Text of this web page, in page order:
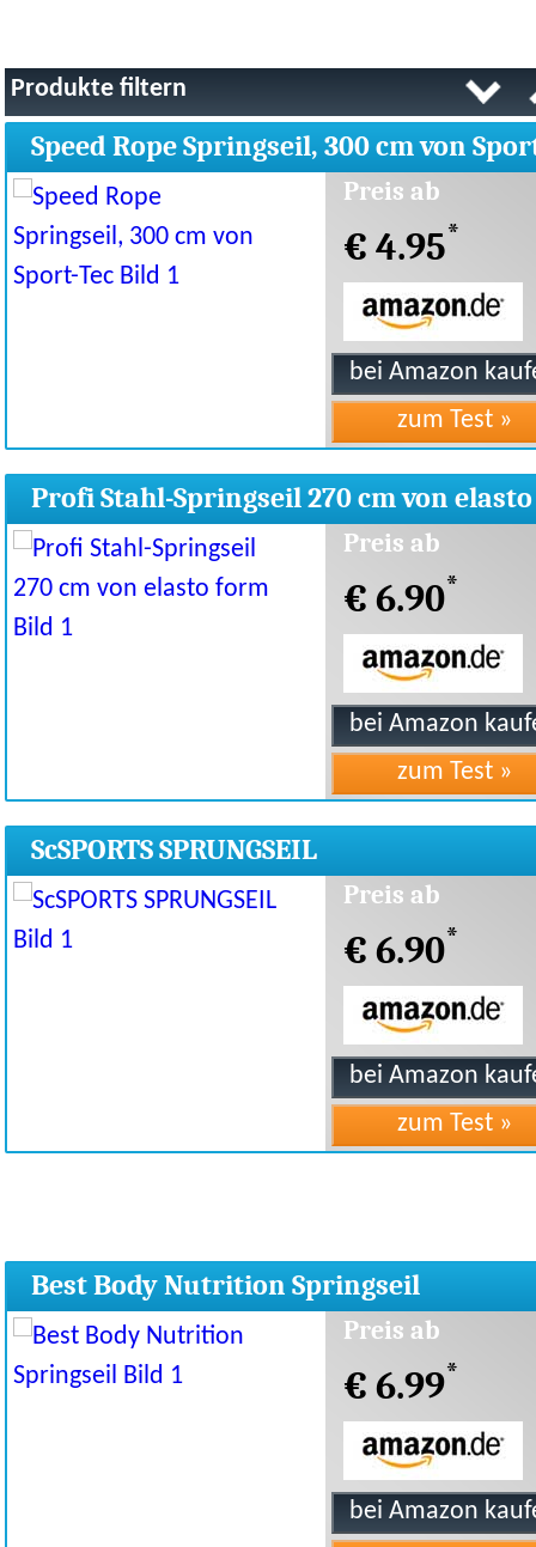
Produkte filtern
Speed Rope Springseil, 300 cm von
Tec
Preis ab
€ 4.95*
Profi Stahl-Springseil 270 cm von elasto
form
Preis ab
€ 6.90*
ScSPORTS SPRUNGSEIL
Preis ab
€ 6.90*
Best Body Nutrition Springseil
Preis ab
€ 6.99*